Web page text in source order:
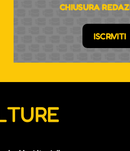
CHIUSURA
ISCRIVITI